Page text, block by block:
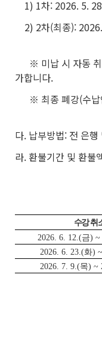
1) 1차: 2026. 5.
2) 2차(최종):
※ 미납 시 자동 취
가합니다.
※ 최종 폐강(수납
다. 납부방법: 전 은
라. 환불기간 및 환불
수강 취
2026. 6. 12.(금)
2026. 6. 23.(화)
2026. 7. 9.(목) ~